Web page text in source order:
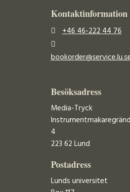
Kontaktinformation
+46 46-222 44 76
Besöksadress
Media-Tryck
4
223 62 Lund
Postadress
Lunds universitet